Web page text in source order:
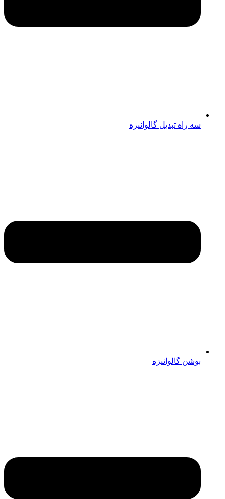
سه راه تبدیل گالوانیزه
بوشن گالوانیزه